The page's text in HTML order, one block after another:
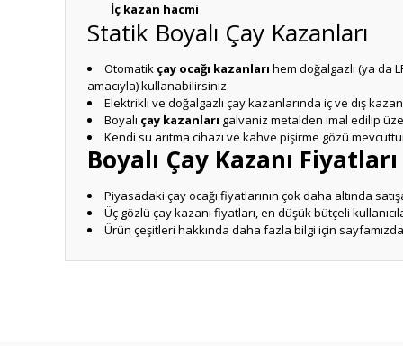
İç kazan hacmi
Statik Boyalı Çay Kazanları
Otomatik çay ocağı kazanları hem doğalgazlı (ya da
amacıyla) kullanabilirsiniz.
Elektrikli ve doğalgazlı çay kazanlarında iç ve dış
Boyalı çay kazanları galvaniz metalden imal edilip
Kendi su arıtma cihazı ve kahve pişirme gözü
Boyalı Çay Kazanı Fiyatları
Piyasadaki çay ocağı fiyatlarının çok daha altında
Üç gözlü çay kazanı fiyatları, en düşük bütçeli
Ürün çeşitleri hakkında daha fazla bilgi için